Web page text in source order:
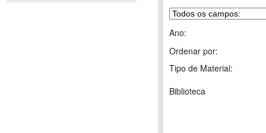
Ano:
Ordenar por:
Tipo de Material:
Biblioteca